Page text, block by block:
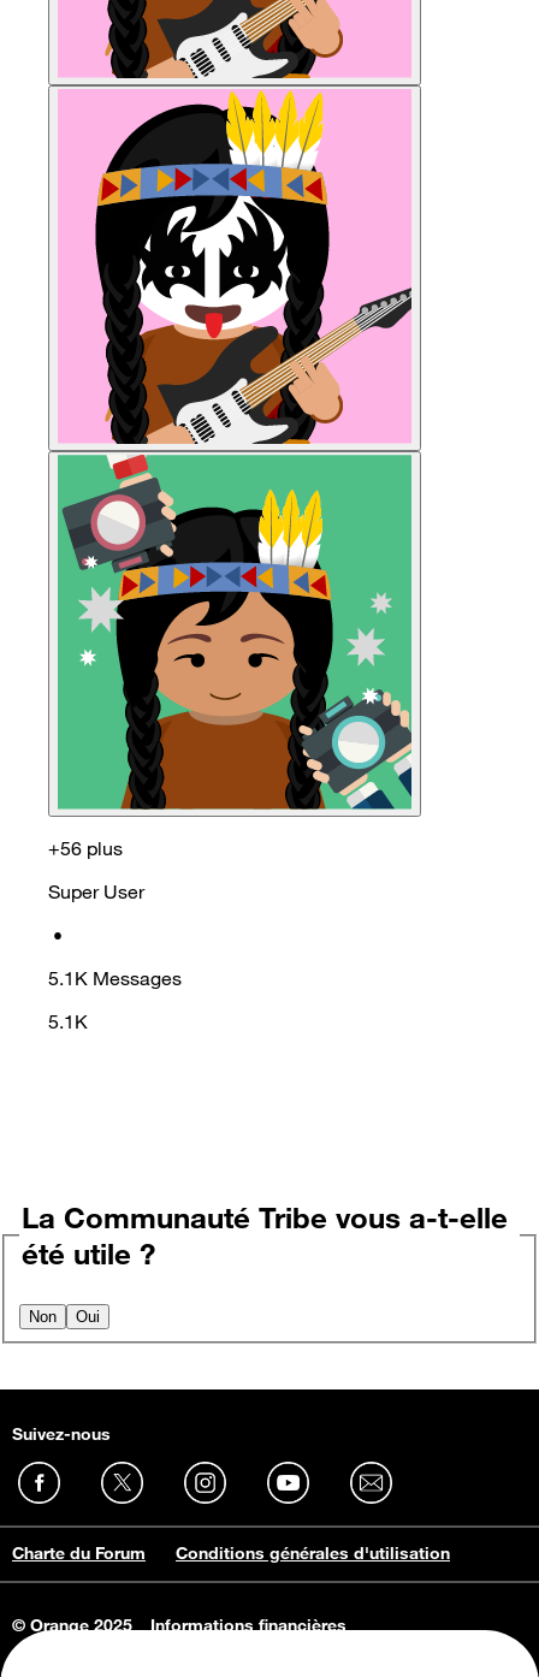
+56 plus
Super User
•
5.1K Messages
5.1K
La Communauté Tribe vous a-t-elle
été utile ?
Non Oui
Suivez-nous
Charte du Forum Conditions générales d'utilisation
© Orange 2025
Informations financières